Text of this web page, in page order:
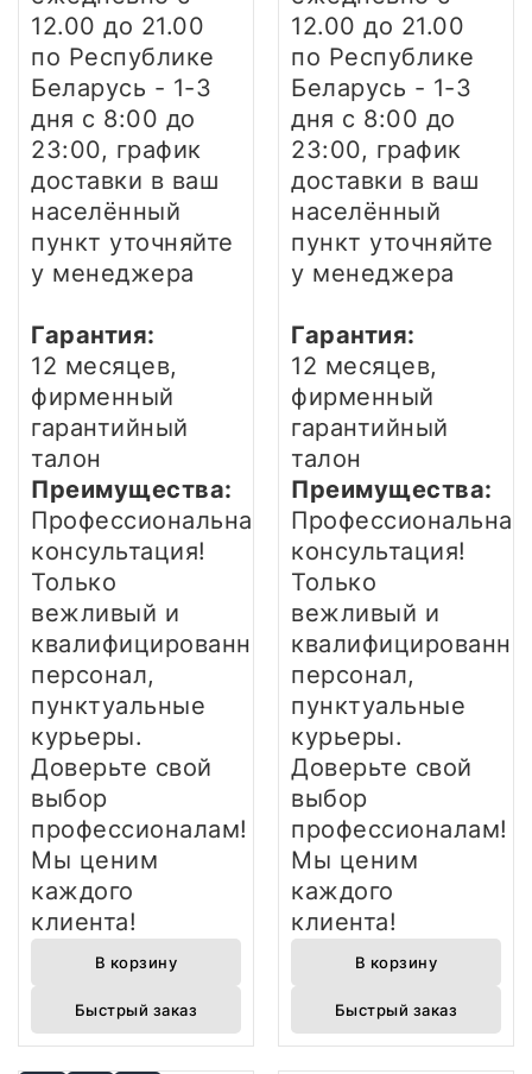
12.00 до 21.00
по Республике
Беларусь - 1-3
дня с 8:00 до
23:00, график
доставки в ваш
населённый
пункт уточняйте
у менеджера
Гарантия:
12 месяцев,
фирменный
гарантийный
талон
Преимущества:
Профессиональная
консультация!
Только
вежливый и
квалифицированный
персонал,
пунктуальные
курьеры.
Доверьте свой
выбор
профессионалам!
Мы ценим
каждого
клиента!
В корзину
Быстрый заказ
12.00 до 21.00
по Республике
Беларусь - 1-3
дня с 8:00 до
23:00, график
доставки в ваш
населённый
пункт уточняйте
у менеджера
Гарантия:
12 месяцев,
фирменный
гарантийный
талон
Преимущества:
Профессиональная
консультация!
Только
вежливый и
персонал,
пунктуальные
курьеры.
Доверьте свой
выбор
профессионалам!
Мы ценим
каждого
клиента!
В корзину
Быстрый заказ